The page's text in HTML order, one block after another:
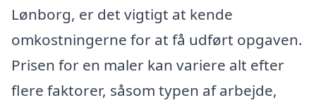
Lønborg, er det vigtigt at kende
omkostningerne for at få udført opgaven.
Prisen for en maler kan variere alt efter
flere faktorer, såsom typen af arbejde,